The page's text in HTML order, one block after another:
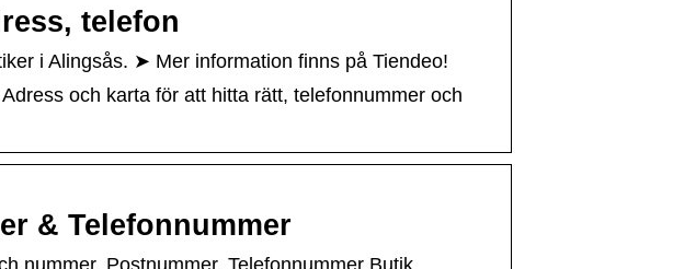
telefon
i Alingsås. ➤ Mer information finns på Tiendeo!
och karta för att hitta rätt, telefonnummer och
& Telefonnummer